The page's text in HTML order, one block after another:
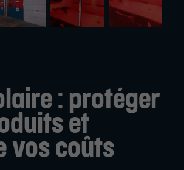
: protéger
et
vos coûts